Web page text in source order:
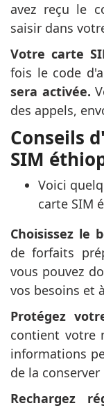
avez reçu le
saisir dans
Votre carte
fois le code
sera activée.
des appels,
Conseils
SIM
Voici
carte SIM
Choisissez le
de forfaits
vous pouvez
vos besoins et
Protégez
contient votre
informations
de la
Rechargez